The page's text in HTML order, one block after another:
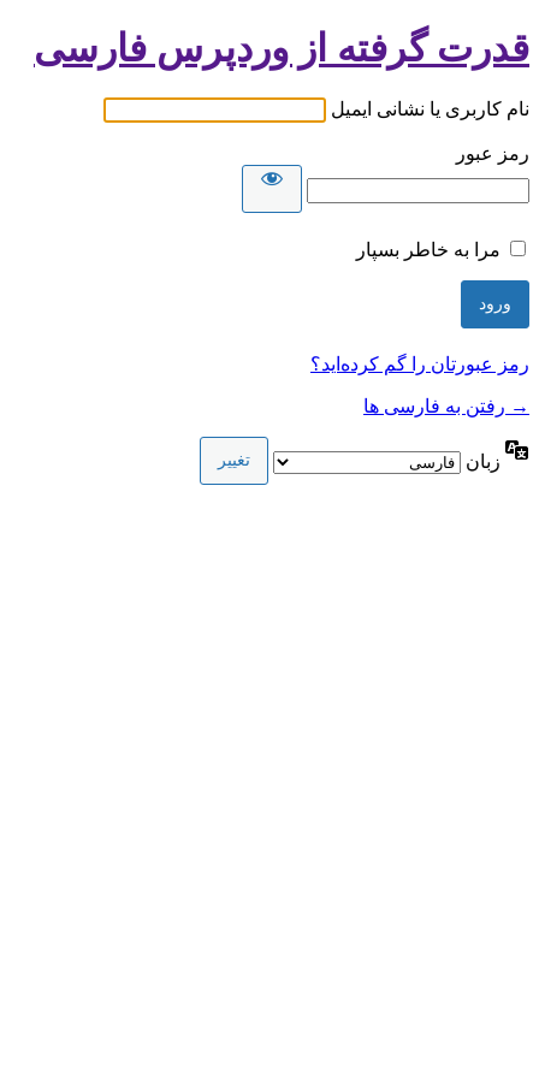
قدرت گرفته از وردپرس فارسی
نام کاربری یا نشانی ایمیل
رمز عبور
مرا به خاطر بسپار
رمز عبورتان را گم کرده‌اید؟
→ رفتن به فارسی ها
زبان